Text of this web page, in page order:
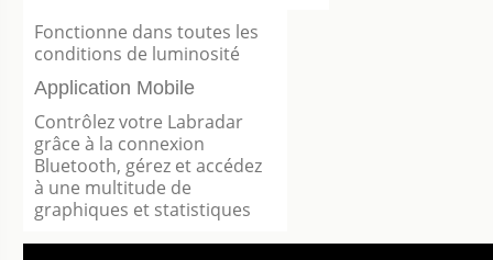
Fonctionne dans toutes les
conditions de luminosité
Application Mobile
Contrôlez votre Labradar
grâce à la connexion
Bluetooth, gérez et accédez
à une multitude de
graphiques et statistiques